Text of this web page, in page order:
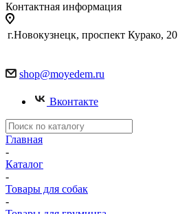
Контактная информация
г.Новокузнецк, проспект Курако, 20
shop@moyedem.ru
Вконтакте
Главная
-
Каталог
-
Товары для собак
-